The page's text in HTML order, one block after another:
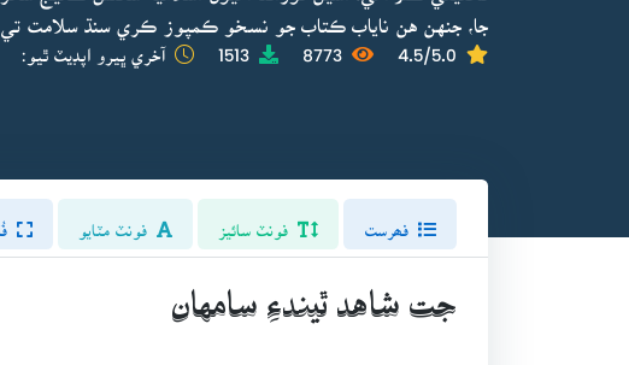
جا، جنهن هن ناياب ڪتاب جو نسخو ڪمپوز ڪري سنڌ سلامت
4.5/5.0
8773
1513 آخري ڀيرو اپڊيٽ ٿيو:
فونٽ سائيز فونٽ مٽايو
جت شاهد ٿيندءِ سامهان